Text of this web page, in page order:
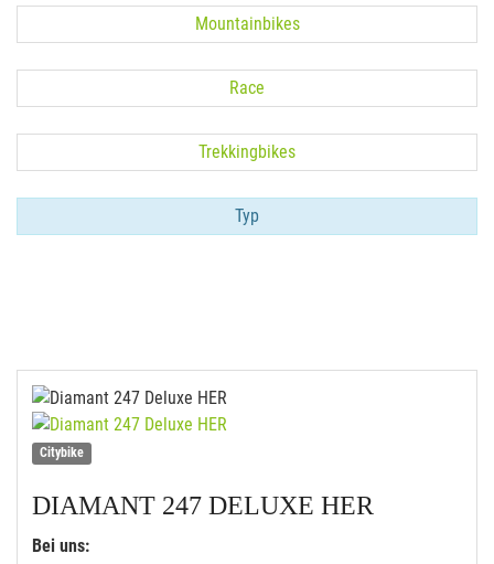
Mountainbikes
Race
Trekkingbikes
Typ
Citybike
DIAMANT 247 DELUXE HER
Bei uns: